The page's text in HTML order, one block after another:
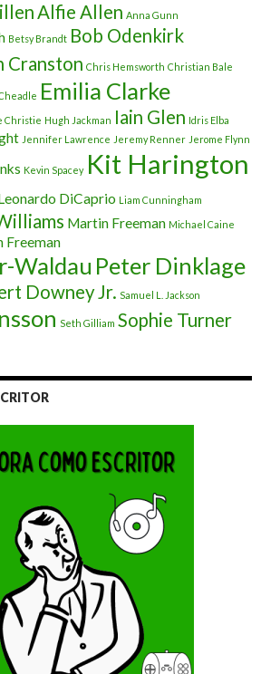
Alfie Allen Anna Gunn
Betsy Brandt Bob Odenkirk
Cranston Chris Hemsworth Christian Bale
Emilia Clarke
Christie Hugh Jackman Iain Glen Idris Elba
Jennifer Lawrence Jeremy Renner Jerome Flynn
Kevin Spacey Kit Harington
DiCaprio Liam Cunningham
Martin Freeman Michael Caine
Freeman
Waldau Peter Dinklage
Downey Jr. Samuel L. Jackson
Seth Gilliam Sophie Turner